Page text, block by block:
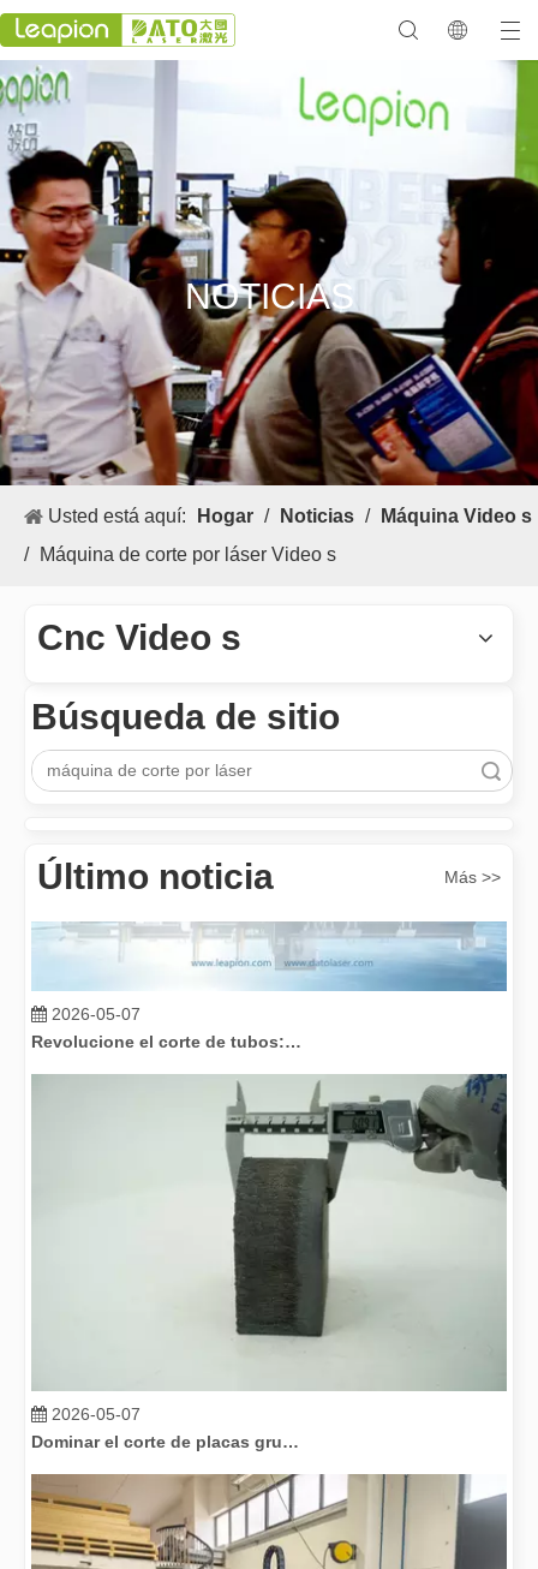
NOTICIAS
Usted está aquí: Hogar / Noticias /
Máquina Video s
/ Máquina de corte por láser Video s
Cnc Video s
Búsqueda de sitio
Último noticia Más >>